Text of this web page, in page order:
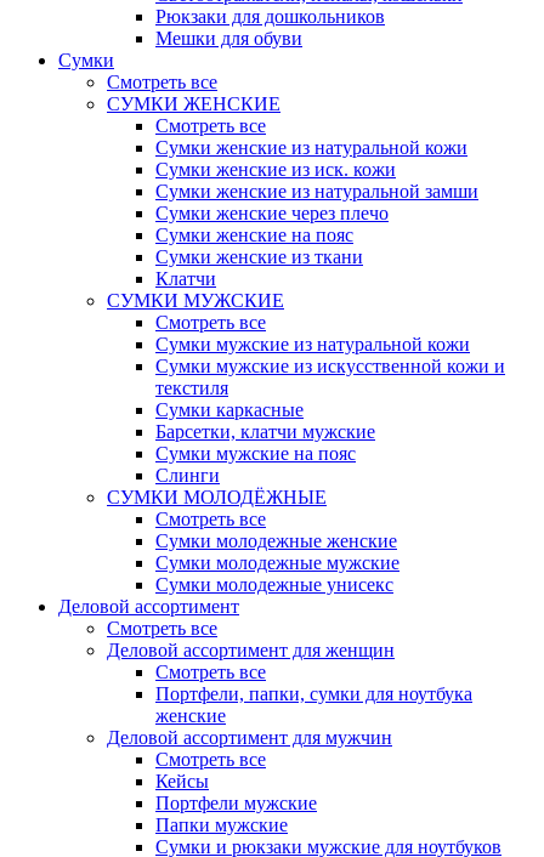
Рюкзаки для дошкольников
Мешки для обуви
Сумки
Смотреть все
СУМКИ ЖЕНСКИЕ
Смотреть все
Сумки женские из натуральной кожи
Сумки женские из иск. кожи
Сумки женские из натуральной замши
Сумки женские через плечо
Сумки женские на пояс
Сумки женские из ткани
Клатчи
СУМКИ МУЖСКИЕ
Смотреть все
Сумки мужские из натуральной кожи
Сумки мужские из искусственной кожи и
текстиля
Сумки каркасные
Барсетки, клатчи мужские
Сумки мужские на пояс
Слинги
СУМКИ МОЛОДЁЖНЫЕ
Смотреть все
Сумки молодежные женские
Сумки молодежные мужские
Сумки молодежные унисекс
Деловой ассортимент
Смотреть все
Деловой ассортимент для женщин
Смотреть все
Портфели, папки, сумки для ноутбука
женские
Деловой ассортимент для мужчин
Смотреть все
Кейсы
Портфели мужские
Папки мужские
Сумки и рюкзаки мужские для ноутбуков